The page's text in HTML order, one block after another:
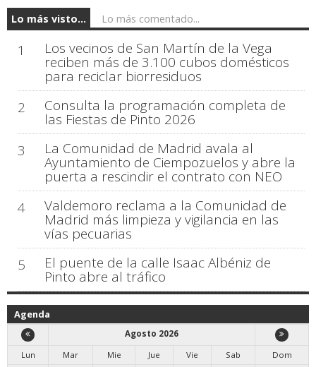
Lo más visto... Lo más comentado...
1 Los vecinos de San Martín de la Vega
reciben más de 3.100 cubos domésticos
para reciclar biorresiduos
2
Consulta la programación completa de
las Fiestas de Pinto 2026
3
La Comunidad de Madrid avala al
Ayuntamiento de Ciempozuelos y abre la
puerta a rescindir el contrato con NEO
4
Valdemoro reclama a la Comunidad de
Madrid más limpieza y vigilancia en las
vías pecuarias
5
El puente de la calle Isaac Albéniz de
Pinto abre al tráfico
Agenda
Agosto 2026
Lun
Mar Mie Jue Vie Sab
Dom